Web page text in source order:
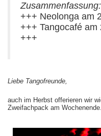
Zusammenfassung:
+++ Neolonga am
+++ Tangocafé
+++
Liebe Tangofreunde,
auch im Herbst offerieren wir
Zweifachpack am Wochenende.